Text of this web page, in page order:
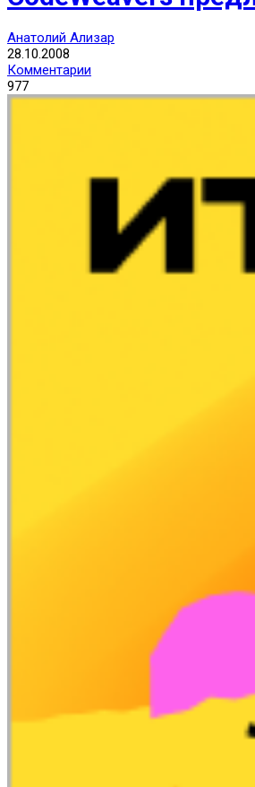
Анатолий Ализар
28.10.2008
Комментарии
977